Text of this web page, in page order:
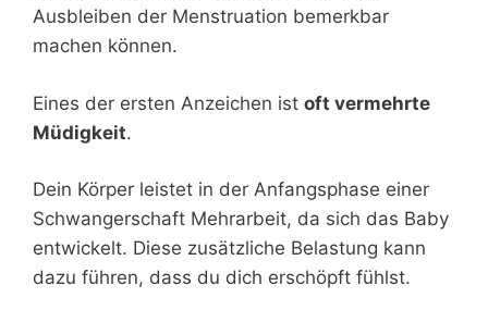
Ausbleiben der Menstruation bemerkbar
machen können.
Eines der ersten Anzeichen ist oft vermehrte
Müdigkeit.
Dein Körper leistet in der Anfangsphase einer
Schwangerschaft Mehrarbeit, da sich das Baby
entwickelt. Diese zusätzliche Belastung kann
dazu führen, dass du dich erschöpft fühlst.